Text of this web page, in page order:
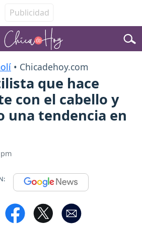
• Chicadehoy.com
que hace
con el cabello y
una tendencia en